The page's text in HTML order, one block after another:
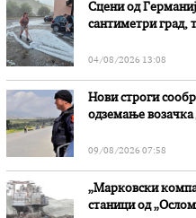
Сцени од
сантиметри град,
04/08/2026 13:08
Нови строги
одземање возачка
09/08/2026 07:58
„Марковски
станици од